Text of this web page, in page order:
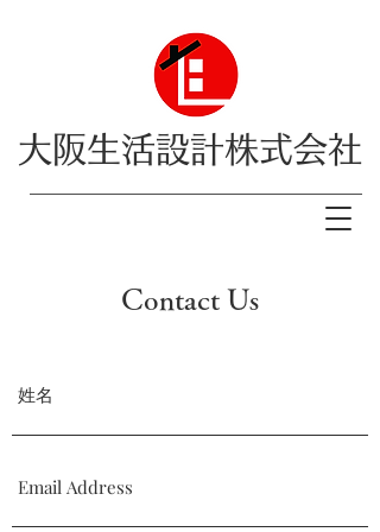
大阪生活設計株式会社
Contact Us